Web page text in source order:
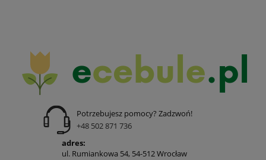
Potrzebujesz pomocy? Zadzwoń!
+48 502 871 736
adres:
ul. Rumiankowa 54, 54-512 Wrocław